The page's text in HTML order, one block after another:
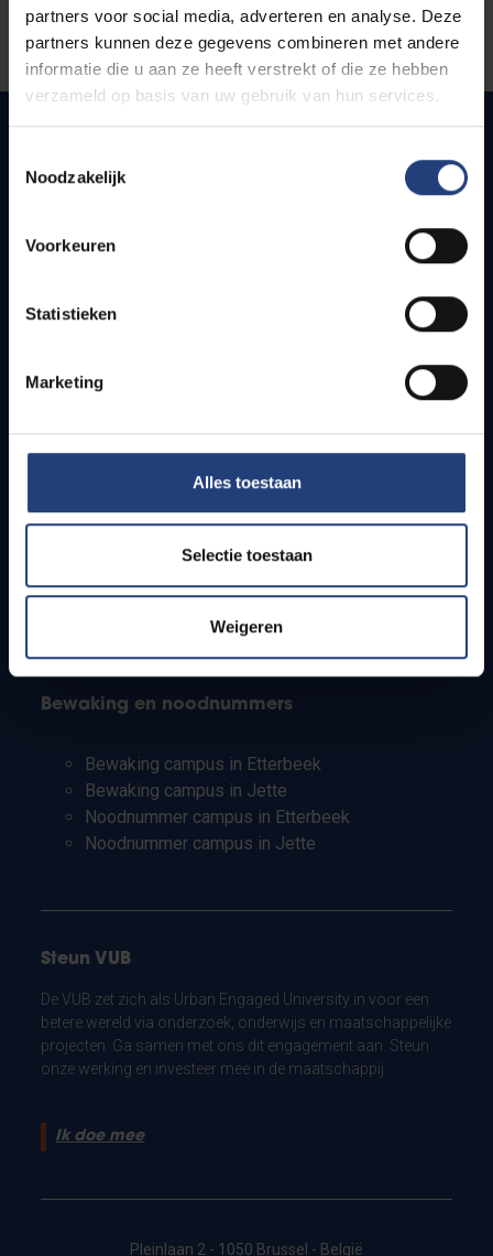
partners voor social media, adverteren en analyse. Deze
partners kunnen deze gegevens combineren met andere
informatie die u aan ze heeft verstrekt of die ze hebben
verzameld op basis van uw gebruik van hun services.
Noodzakelijk
Voorkeuren
Statistieken
Marketing
Alles toestaan
Selectie toestaan
Weigeren
Snel naar
Bereikbaarheid
Studenten
PhD-studenten
Leerkrachten en secundaire scholen
Bewaking en noodnummers
Bewaking campus in Etterbeek
Bewaking campus in Jette
Noodnummer campus in Etterbeek
Noodnummer campus in Jette
Steun VUB
De VUB zet zich als Urban Engaged University in voor een
betere wereld via onderzoek, onderwijs en maatschappelijke
projecten. Ga samen met ons dit engagement aan. Steun
onze werking en investeer mee in de maatschappij.
Ik doe mee
Pleinlaan 2 - 1050 Brussel - België